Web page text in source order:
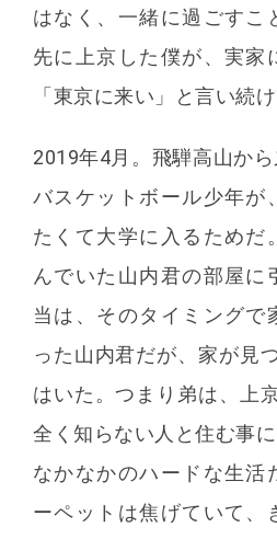
はなく、一緒に過ごすこ
先に上京した僕が、実家
「東京に来い」と言い続
2019年4月。飛騨高山から
バスケットボール少年が
たくて大学に入るためだ
んでいた山内君の部屋に
当は、そのタイミングで
った山内君だが、家が見
はいた。つまり弟は、上
全く知らない人と住む事に
なかなかのハードな生活
ーペットは焦げていて、